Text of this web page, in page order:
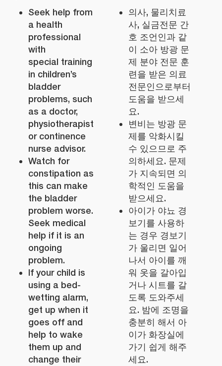
Seek help from
a health
professional
with
special training
in children’s
bladder
problems, such
as a doctor,
physiotherapist
or continence
nurse advisor.
Watch for
constipation as
this can make
the bladder
problem worse.
Seek medical
help if it is an
ongoing
problem.
If your child is
using a bed-
wetting alarm,
get up when it
goes off and
help to wake
them up and
change their
의사, 물리치료
사, 실금전문 간
호 조언인과 같
이 소아 방광 문
제 분야 전문 훈
련을 받은 의료
전문인으로부터
도움을 받으세
요.
변비는 방광 문
제를 악화시킬
수 있으므로 주
의하세요. 문제
가 지속되면 의
학적인 도움을
받으세요.
아이가 야뇨 경
보기를 사용하
는 경우 경보기
가 울리면 일어
나서 아이를 깨
워 옷을 갈아입
거나 시트를 갈
도록 도와주세
요. 밤에 조명을
충분히 해서 아
이가 화장실에
가기 쉽게 해주
세요.